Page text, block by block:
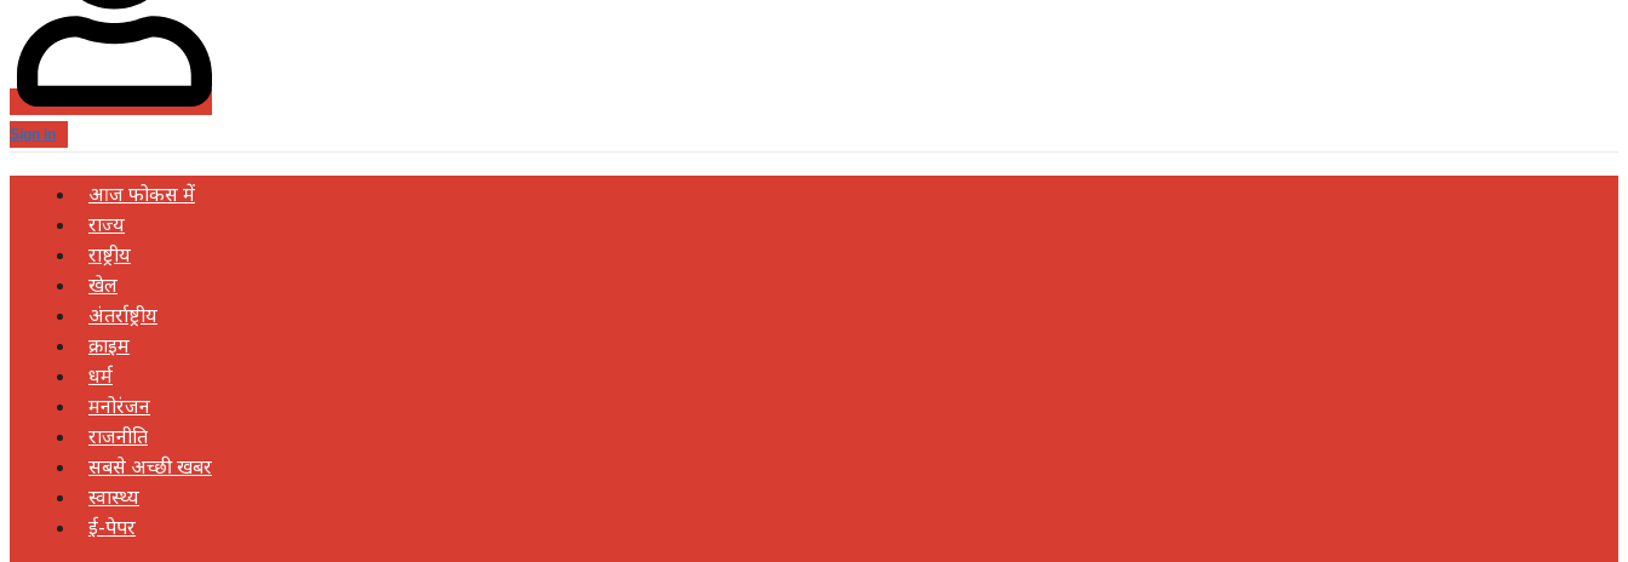
Sign in
आज फोकस में
राज्य
राष्ट्रीय
खेल
अंतर्राष्ट्रीय
क्राइम
धर्म
मनोरंजन
राजनीति
सबसे अच्छी खबर
स्वास्थ्य
ई-पेपर